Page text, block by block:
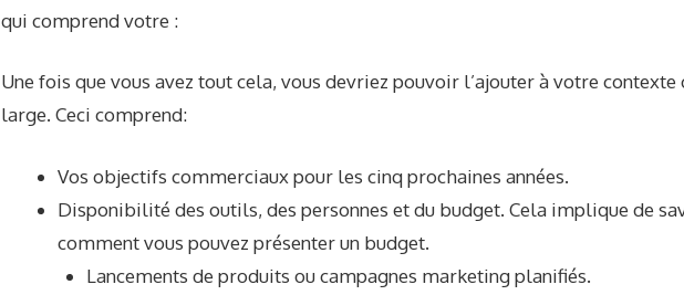
qui comprend votre :
Une fois que vous avez tout cela, vous devriez pouvoir l’ajouter à votre
large. Ceci comprend:
Vos objectifs commerciaux pour les cinq prochaines années.
Disponibilité des outils, des personnes et du budget. Cela implique de
comment vous pouvez présenter un budget.
Lancements de produits ou campagnes marketing planifiés.